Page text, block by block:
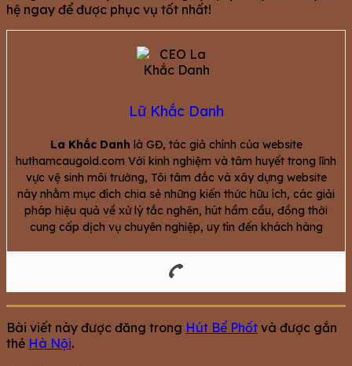
hệ ngay để được phục vụ tốt nhất!
Lữ Khắc Danh
La Khắc Danh là GĐ, tác giả chính của website
huthamcaugold.com Với kinh nghiệm và tâm huyết trong lĩnh
vực vệ sinh môi trường, Tôi tâm đắc và xây dựng website
này nhằm mục đích chia sẻ những kiến thức hữu ích, các giải
pháp hiệu quả về xử lý tắc nghẽn, hút hầm cầu, đồng thời
cung cấp dịch vụ chuyên nghiệp, uy tín đến khách hàng
Bài viết này được đăng trong Hút Bể Phốt và được gắn
thẻ Hà Nội.